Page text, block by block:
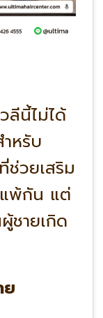
ลีนี้ไม่ได้
หรับ
วยเสริม
แพ้กัน แต่
ชายเกิด
ย